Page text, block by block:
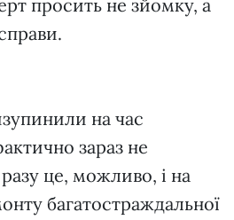
просить не зйомку, а
на час
зараз не
це, можливо, і на
багатостраждальної